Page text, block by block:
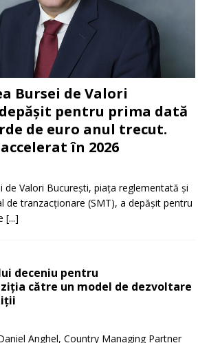
Bursei de Valori
pentru prima dată
de euro anul trecut.
în 2026
de Valori București, piața reglementată și
de tranzacționare (SMT), a depășit pentru
[...]
deceniu pentru
către un model de dezvoltare
Anghel, Country Managing Partner